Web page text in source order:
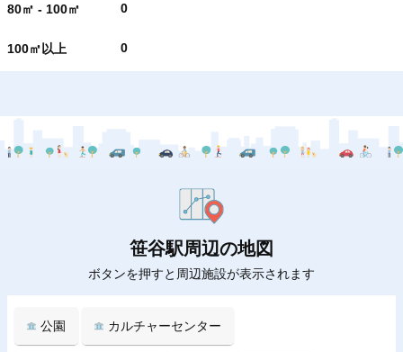
80㎡ - 100㎡ 0
100㎡以上 0
笹谷駅周辺の地図
ボタンを押すと周辺施設が表示されます
公園 カルチャーセンター